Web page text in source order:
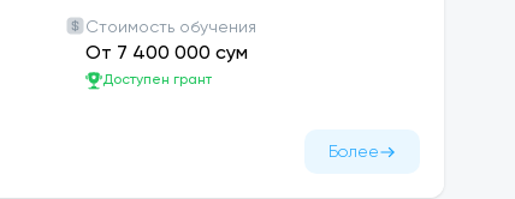
Стоимость обучения
От 7 400 000 сум
Доступен грант
Более